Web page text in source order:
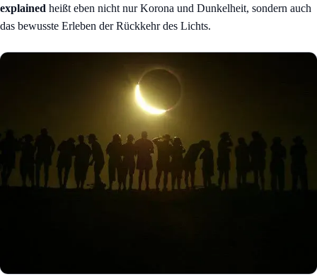
explained heißt eben nicht nur Korona und Dunkelheit, sondern auch
das bewusste Erleben der Rückkehr des Lichts.